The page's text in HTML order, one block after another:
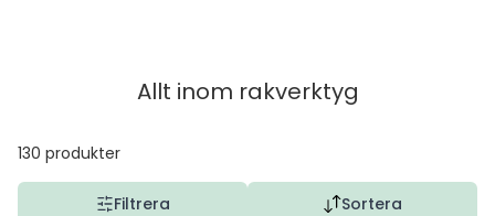
Allt inom rakverktyg
130 produkter
Filtrera Sortera